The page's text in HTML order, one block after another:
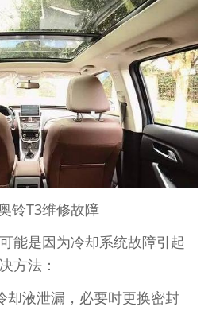
铃T3维修故障
是因为冷却系统故障引起
方法：
液泄漏，必要时更换密封